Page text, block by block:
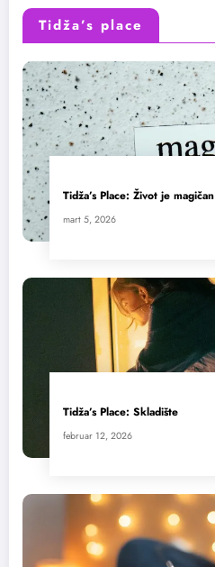
Tidža’s place
Tidža’s Place: Život je magičan
mart 5, 2026
Tidža’s Place: Skladište
februar 12, 2026